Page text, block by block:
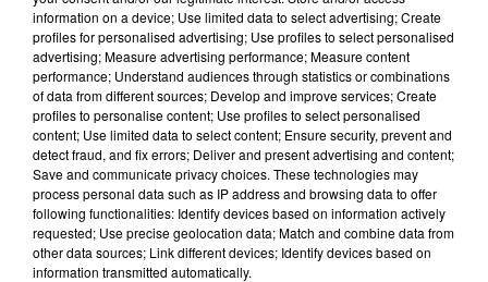
E.F.
fil actus
4 juillet 2022
Radio Star Live avec Dadju
27 juin 2022
Marseille : une application pour mettre en
relation extras et...
27 juin 2022
information on a device; Use limited data to select advertising; Create
profiles for personalised advertising; Use profiles to select personalised
advertising; Measure advertising performance; Measure content
performance; Understand audiences through statistics or combinations
of data from different sources; Develop and improve services; Create
profiles to personalise content; Use profiles to select personalised
content; Use limited data to select content; Ensure security, prevent and
detect fraud, and fix errors; Deliver and present advertising and content;
Save and communicate privacy choices. These technologies may
process personal data such as IP address and browsing data to offer
following functionalities: Identify devices based on information actively
requested; Use precise geolocation data; Match and combine data from
other data sources; Link different devices; Identify devices based on
information transmitted automatically.